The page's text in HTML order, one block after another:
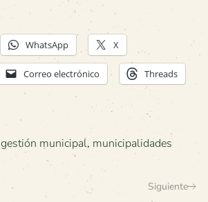
WhatsApp X
Correo electrónico Threads
gestión municipal, municipalidades
Siguiente